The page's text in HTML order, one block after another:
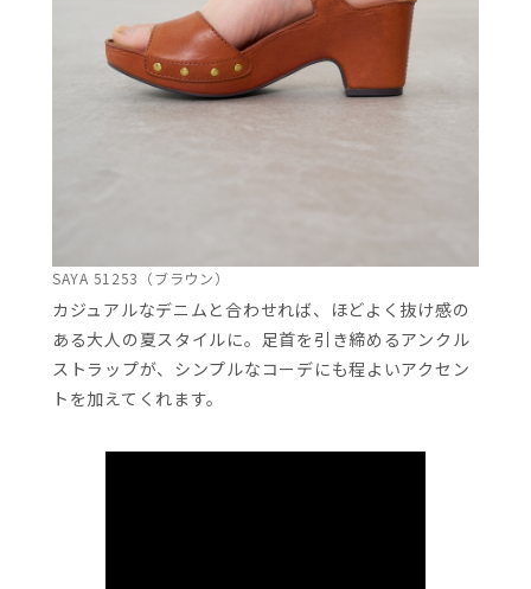
SAYA 51253（ブラウン）
カジュアルなデニムと合わせれば、ほどよく抜け感の
ある大人の夏スタイルに。足首を引き締めるアンクル
ストラップが、シンプルなコーデにも程よいアクセン
トを加えてくれます。